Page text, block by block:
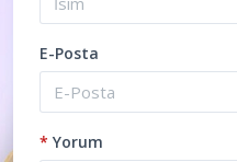
E-Posta
* Yorum